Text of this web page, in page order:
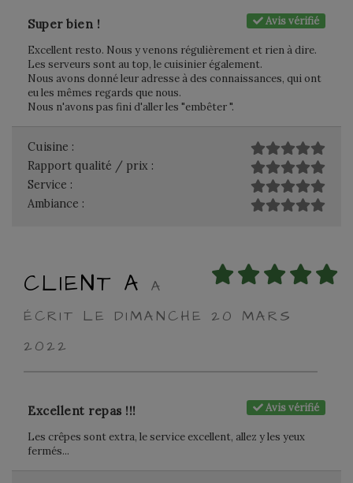
Avis vérifié
Super bien !
Excellent resto. Nous y venons régulièrement et rien à dire.
Les serveurs sont au top, le cuisinier également.
Nous avons donné leur adresse à des connaissances, qui ont
eu les mêmes regards que nous.
Nous n'avons pas fini d'aller les "embêter ".
Cuisine :
Rapport qualité / prix :
Service :
Ambiance :
CLIENT A
A
ÉCRIT LE DIMANCHE 20 MARS
2022
Avis vérifié
Excellent repas !!!
Les crêpes sont extra, le service excellent, allez y les yeux
fermés...